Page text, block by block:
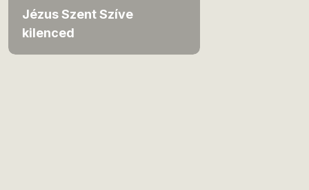
Jézus Szent Szíve
kilenced